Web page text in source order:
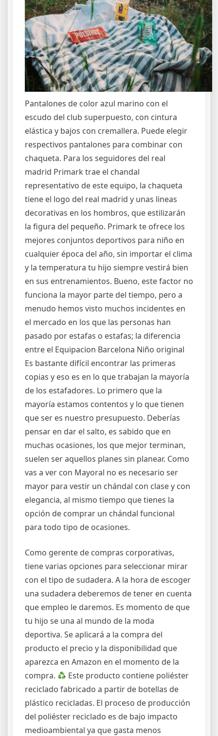
Pantalones de color azul marino con el
escudo del club superpuesto, con cintura
elástica y bajos con cremallera. Puede elegir
respectivos pantalones para combinar con
chaqueta. Para los seguidores del real
madrid Primark trae el chandal
representativo de este equipo, la chaqueta
tiene el logo del real madrid y unas lineas
decorativas en los hombros, que estilizarán
la figura del pequeño. Primark te ofrece los
mejores conjuntos deportivos para niño en
cualquier época del año, sin importar el clima
y la temperatura tu hijo siempre vestirá bien
en sus entrenamientos. Bueno, este factor no
funciona la mayor parte del tiempo, pero a
menudo hemos visto muchos incidentes en
el mercado en los que las personas han
pasado por estafas o estafas; la diferencia
entre el Equipacion Barcelona Niño original
Es bastante difícil encontrar las primeras
copias y eso es en lo que trabajan la mayoría
de los estafadores. Lo primero que la
mayoría estamos contentos y lo que tienen
que ser es nuestro presupuesto. Deberías
pensar en dar el salto, es sabido que en
muchas ocasiones, los que mejor terminan,
suelen ser aquellos planes sin planear. Como
vas a ver con Mayoral no es necesario ser
mayor para vestir un chándal con clase y con
elegancia, al mismo tiempo que tienes la
opción de comprar un chándal funcional
para todo tipo de ocasiones.
Como gerente de compras corporativas,
tiene varias opciones para seleccionar mirar
con el tipo de sudadera. A la hora de escoger
una sudadera deberemos de tener en cuenta
que empleo le daremos. Es momento de que
tu hijo se una al mundo de la moda
deportiva. Se aplicará a la compra del
producto el precio y la disponibilidad que
aparezca en Amazon en el momento de la
compra.
Este producto contiene poliéster
reciclado fabricado a partir de botellas de
plástico recicladas. El proceso de producción
del poliéster reciclado es de bajo impacto
medioambiental ya que gasta menos